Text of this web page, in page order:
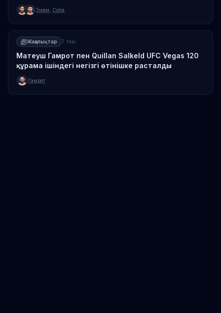
Зиам Сола
Жаңалықтар 7 там.
Матеуш Гамрот пен Quillan Salkeld UFC Vegas 120
құрама ішіндегі негізгі өтінішке расталды
Гамрот